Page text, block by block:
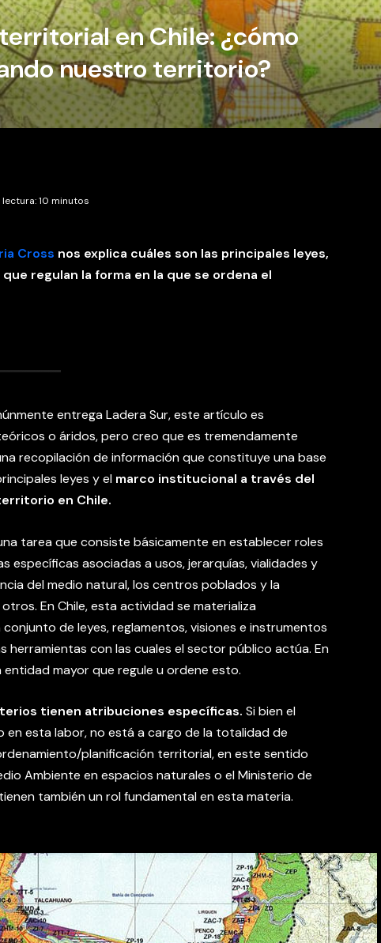
en Chile: ¿cómo
nuestro territorio?
10 minutos
Cross nos explica cuáles son las principales leyes,
regulan la forma en la que se ordena el
entrega Ladera Sur, este artículo es
o áridos, pero creo que es tremendamente
recopilación de información que constituye una base
leyes y el marco institucional a través del
en Chile.
tarea que consiste básicamente en establecer roles
específicas asociadas a usos, jerarquías, vialidades y
del medio natural, los centros poblados y la
En Chile, esta actividad se materializa
de leyes, reglamentos, visiones e instrumentos
herramientas con las cuales el sector público actúa. En
mayor que regule u ordene esto.
tienen atribuciones específicas. Si bien el
en esta labor, no está a cargo de la totalidad de
planificación territorial, en este sentido
Ambiente en espacios naturales o el Ministerio de
también un rol fundamental en esta materia.